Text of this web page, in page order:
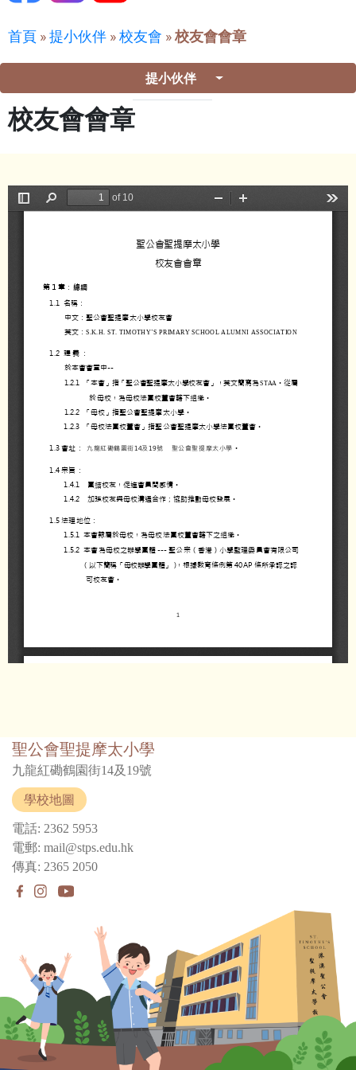
首頁 »提小伙伴 »校友會 »校友會會章
提小伙伴
校友會會章
聖公會聖提摩太小學
九龍紅磡鶴園街14及19號
學校地圖
電話: 2362 5953
電郵: mail@stps.edu.hk
傳真: 2365 2050